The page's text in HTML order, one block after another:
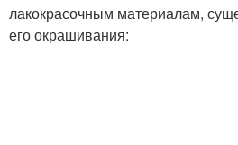
лакокрасочным материалам,
его окрашивания: